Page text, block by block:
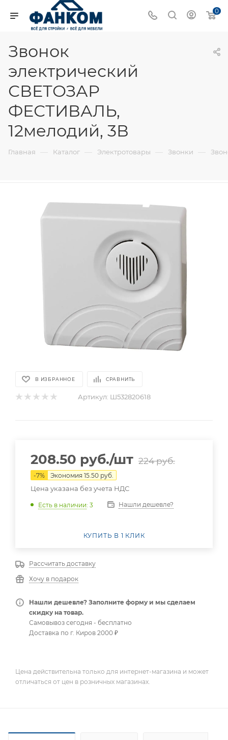
0
Звонок
электрический
СВЕТОЗАР
ФЕСТИВАЛЬ,
12мелодий, 3В
Главная — Каталог — Электротовары — Звонки —
В ИЗБРАННОЕ СРАВНИТЬ
Артикул: Ш532820618
208.50 руб./шт 224руб.
-7% Экономия 15.50 руб.
Цена указана без учета НДС
Есть в наличии: 3 Нашли дешевле?
КУПИТЬ В 1 КЛИК
Рассчитать доставку
Хочу в подарок
Нашли дешевле? Заполните форму и мы сделаем
скидку на товар.
Самовывоз сегодня - бесплатно
Доставка по г. Киров 2000 ₽
Цена действительна только для интернет-магазина и может
отличаться от цен в розничных магазинах.